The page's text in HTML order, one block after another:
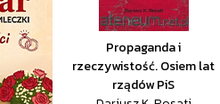
Propaganda i
rzeczywistość. Osiem lat
rządów PiS